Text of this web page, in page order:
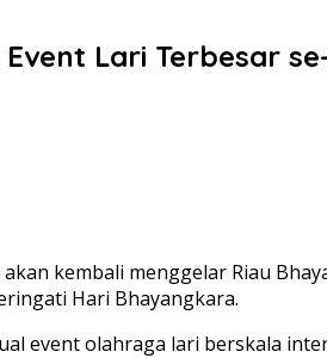
Lari Terbesar
akan kembali menggelar Riau
Hari Bhayangkara.
event olahraga lari berskala